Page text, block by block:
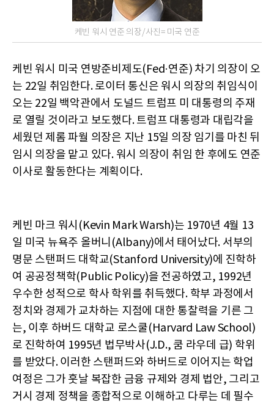
케빈 워시 연준 의장/사진= 미국 연준
케빈 워시 미국 연방준비제도(Fed·연준) 차기 의장이 오
는 22일 취임한다. 로이터 통신은 워시 의장의 취임식이
오는 22일 백악관에서 도널드 트럼프 미 대통령의 주재
로 열릴 것이라고 보도했다. 트럼프 대통령과 대립각을
세웠던 제롬 파월 의장은 지난 15일 의장 임기를 마친 뒤
임시 의장을 맡고 있다. 워시 의장이 취임 한 후에도 연준
이사로 활동한다는 계획이다.
케빈 마크 워시(Kevin Mark Warsh)는 1970년 4월 13
일 미국 뉴욕주 올버니(Albany)에서 태어났다. 서부의
명문 스탠퍼드 대학교(Stanford University)에 진학하
여 공공정책학(Public Policy)을 전공하였고, 1992년
우수한 성적으로 학사 학위를 취득했다. 학부 과정에서
정치와 경제가 교차하는 지점에 대한 통찰력을 기른 그
는, 이후 하버드 대학교 로스쿨(Harvard Law School)
로 진학하여 1995년 법무박사(J.D., 쿰 라우데 급) 학위
를 받았다. 이러한 스탠퍼드와 하버드로 이어지는 학업
여정은 그가 훗날 복잡한 금융 규제와 경제 법안, 그리고
거시 경제 정책을 종합적으로 이해하고 다루는 데 필수